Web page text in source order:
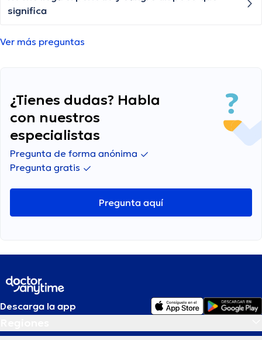
pruebas de vih de 4ta generación que me
de acá y me dijeron que tenían de la marca
significa
Ver más preguntas
¿Tienes dudas? Habla
con nuestros
especialistas
Pregunta de forma anónima
Pregunta gratis
Pregunta aquí
Descarga la app